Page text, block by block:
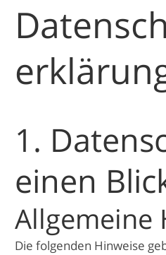
1.
einen
Allgemeine
Die folgenden Hinweise